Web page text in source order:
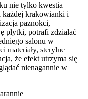
nie tylko kwestia
każdej krakowianki i
paznokci,
płytki, potrafi zdziałać
salonu w
materiały, sterylne
że efekt utrzyma się
nienagannie w